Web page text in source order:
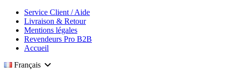
Service Client / Aide
Livraison & Retour
Mentions légales
Revendeurs Pro B2B
Accueil
Français